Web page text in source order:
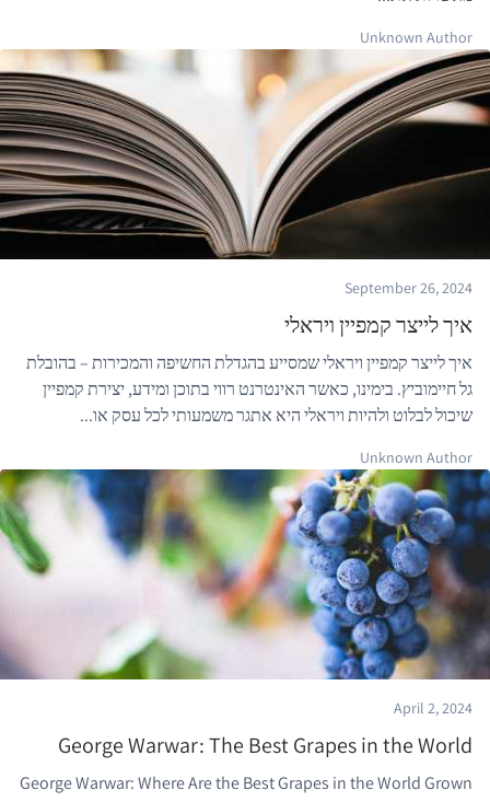
Unknown Author
September 26, 2024
איך לייצר קמפיין ויראלי
איך לייצר קמפיין ויראלי שמסייע בהגדלת החשיפה והמכירות – בהובלת
גל חיימוביץ. בימינו, כאשר האינטרנט רווי בתוכן ומידע, יצירת קמפיין
שיכול לבלוט ולהיות ויראלי היא אתגר משמעותי לכל עסק או...
Unknown Author
April 2, 2024
George Warwar: The Best Grapes in the World
George Warwar: Where Are the Best Grapes in the World Grown